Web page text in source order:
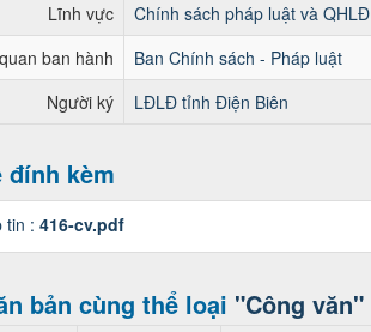
Lĩnh vực
Chính sách pháp luật và QHLĐ
ban hành
Ban Chính sách - Pháp luật
Người ký
LĐLĐ tỉnh Điện Biên
đính kèm
tin : 416-cv.pdf
bản cùng thể loại "Công văn"